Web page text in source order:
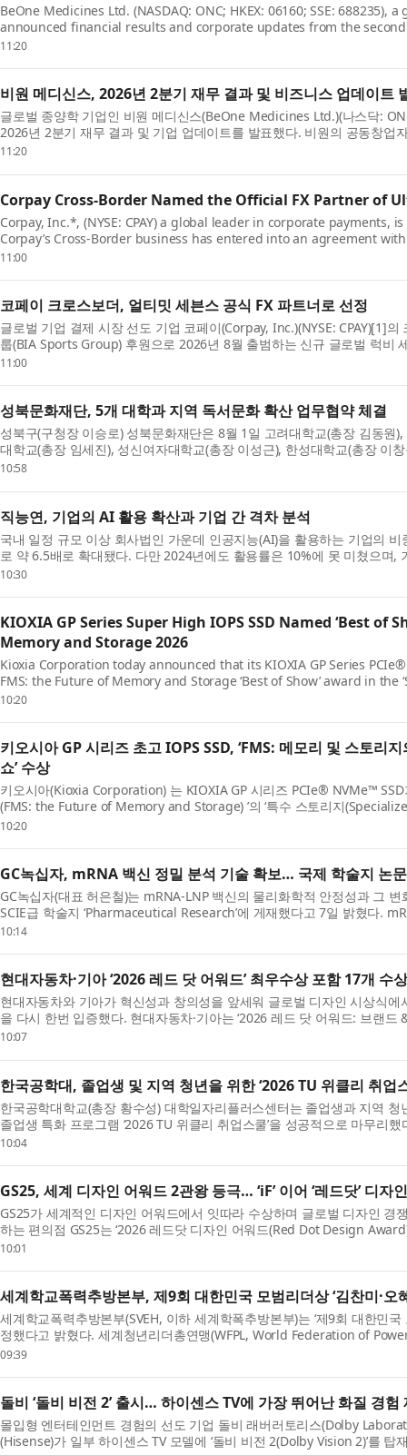
BeOne Medicines Ltd. (NASDAQ: ONC; HKEX: 06160; SSE: 688235),
announced financial results and corporate updates from the second
Founder, Ch...
11:20
비원 메디신스, 2026년 2분기 재무 결과 및 비즈니스 업데이트
글로벌 종양학 기업인 비원 메디신스(BeOne Medicines Ltd.)(나스닥:
2026년 2분기 재무 결과 및 기업 업데이트를 발표했다. 비원의 공동창업
(John V. O...
11:20
Corpay Cross-Border Named the Official FX Partner of
Corpay, Inc.*, (NYSE: CPAY) a global leader in corporate payments,
Corpay’s Cross-Border business has entered into an agreement
rugby sevens cha...
11:00
코페이 크로스보더, 얼티밋 세븐스 공식 FX 파트너로 선정
글로벌 기업 결제 시장 선도 기업 코페이(Corpay, Inc.)(NYSE: CPAY)[1]
룹(BIA Sports Group) 후원으로 2026년 8월 출범하는 신규 글로벌 럭비
(Ulti...
11:00
성북문화재단, 5개 대학과 지역 독서문화 확산 업무협약 체결
성북구(구청장 이승로) 성북문화재단은 8월 1일 고려대학교(총장 김동원
대학교(총장 임세진), 성신여자대학교(총장 이성근), 한성대학교(총장 이
협...
10:58
직능연, 기업의 AI 활용 확산과 기업 간 격차 분석
국내 일정 규모 이상 회사법인 가운데 인공지능(AI)을 활용하는 기업의
로 약 6.5배로 확대됐다. 다만 2024년에도 활용률은 10%에 못 미쳤으며,
하...
10:30
KIOXIA GP Series Super High IOPS SSD Named ‘Best of
Memory and Storage 2026
Kioxia Corporation today announced that its KIOXIA GP Series
FMS: the Future of Memory and Storage ‘Best of Show’ award in the
Best of Sho...
10:20
키오시아 GP 시리즈 초고 IOPS SSD, ‘FMS: 메모리 및 스토리
쇼’ 수상
키오시아(Kioxia Corporation) 는 KIOXIA GP 시리즈 PCIe® NVMe™ SSD
(FMS: the Future of Memory and Storage) ’의 ‘특수 스토리지
쇼(Bes...
10:20
GC녹십자, mRNA 백신 정밀 분석 기술 확보… 국제 학술지 논
GC녹십자(대표 허은철)는 mRNA-LNP 백신의 물리화학적 안정성과 그
SCIE급 학술지 ‘Pharmaceutical Research’에 게재했다고 7일 밝혔다.
한 개발과...
10:14
현대자동차·기아 ‘2026 레드 닷 어워드’ 최우수상 포함 17개 수상
현대자동차와 기아가 혁신성과 창의성을 앞세워 글로벌 디자인 시상식
을 다시 한번 입증했다. 현대자동차·기아는 ‘2026 레드 닷 어워드: 브랜
...
10:07
한국공학대, 졸업생 및 지역 청년을 위한 ‘2026 TU 위클리 취업
한국공학대학교(총장 황수성) 대학일자리플러스센터는 졸업생과 지역
졸업생 특화 프로그램 ‘2026 TU 위클리 취업스쿨’​을 성공적으로 마무리
부...
10:04
GS25, 세계 디자인 어워드 2관왕 등극… ‘iF’ 이어 ‘레드닷’ 디자
GS25가 세계적인 디자인 어워드에서 잇따라 수상하며 글로벌 디자인 경
하는 편의점 GS25는 ‘2026 레드닷 디자인 어워드(Red Dot Design
상을 수...
10:01
세계학교폭력추방본부, 제9회 대한민국 모범리더상 ‘김찬미·오
세계학교폭력추방본부(SVEH, 이하 세계학폭추방본부)는 ‘제9회 대한민
정했다고 밝혔다. 세계청년리더총연맹(WFPL, World Federation of
설 세...
09:39
돌비 ‘돌비 비전 2’ 출시… 하이센스 TV에 가장 뛰어난 화질 경험
몰입형 엔터테인먼트 경험의 선도 기업 돌비 래버러토리스(Dolby
(Hisense)가 일부 하이센스 TV 모델에 ‘돌비 비전 2(Dolby Vision 2)’를